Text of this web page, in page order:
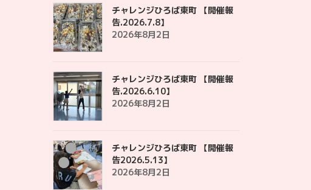
チャレンジひろば東町 【開催報
告.2026.7.8】
2026年8月2日
チャレンジひろば東町 【開催報
告.2026.6.10】
2026年8月2日
チャレンジひろば東町 【開催報
告2026.5.13】
2026年8月2日